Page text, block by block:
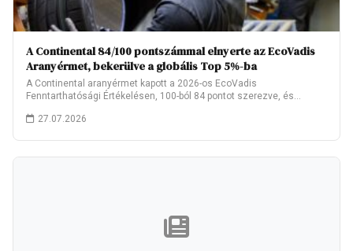
A Continental 84/100 pontszámmal elnyerte az EcoVadis
Aranyérmet, bekerülve a globális Top 5%-ba
A Continental aranyérmet kapott a 2026-os EcoVadis
Fenntarthatósági Értékelésen, 100-ból 84 pontot szerezve, és
27.07.2026